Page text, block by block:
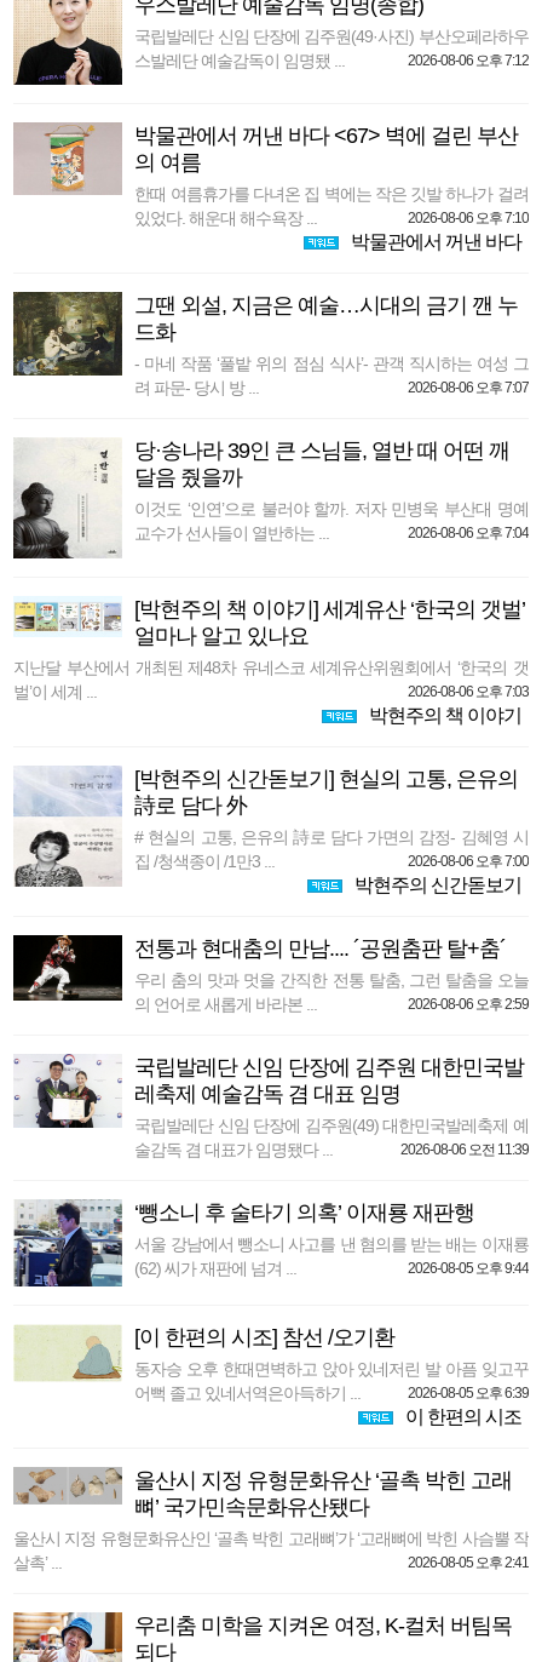
우스발레단 예술감독 임명(종합)
국립발레단 신임 단장에 김주원(49·사진) 부산오페라하우
스발레단 예술감독이 임명됐 ...
2026-08-06 오후 7:12
박물관에서 꺼낸 바다 <67> 벽에 걸린 부산
의 여름
한때 여름휴가를 다녀온 집 벽에는 작은 깃발 하나가 걸려
있었다. 해운대 해수욕장 ...
2026-08-06 오후 7:10
박물관에서 꺼낸 바다
그땐 외설, 지금은 예술…시대의 금기 깬 누
드화
- 마네 작품 ‘풀밭 위의 점심 식사’- 관객 직시하는 여성 그
려 파문- 당시 방 ...
2026-08-06 오후 7:07
당·송나라 39인 큰 스님들, 열반 때 어떤 깨
달음 줬을까
이것도 ‘인연’으로 불러야 할까. 저자 민병욱 부산대 명예
교수가 선사들이 열반하는 ...
2026-08-06 오후 7:04
[박현주의 책 이야기] 세계유산 ‘한국의 갯벌’
얼마나 알고 있나요
지난달 부산에서 개최된 제48차 유네스코 세계유산위원회에서 ‘한국의 갯
벌’이 세계 ...
2026-08-06 오후 7:03
박현주의 책 이야기
[박현주의 신간돋보기] 현실의 고통, 은유의
詩로 담다 外
# 현실의 고통, 은유의 詩로 담다 가면의 감정- 김혜영 시
집 /청색종이 /1만3 ...
2026-08-06 오후 7:00
박현주의 신간돋보기
전통과 현대춤의 만남.... ´공원춤판 탈+춤´
우리 춤의 맛과 멋을 간직한 전통 탈춤, 그런 탈춤을 오늘
의 언어로 새롭게 바라본 ...
2026-08-06 오후 2:59
국립발레단 신임 단장에 김주원 대한민국발
레축제 예술감독 겸 대표 임명
국립발레단 신임 단장에 김주원(49) 대한민국발레축제 예
술감독 겸 대표가 임명됐다 ...
2026-08-06 오전 11:39
‘뺑소니 후 술타기 의혹’ 이재룡 재판행
서울 강남에서 뺑소니 사고를 낸 혐의를 받는 배는 이재룡
(62) 씨가 재판에 넘겨 ...
2026-08-05 오후 9:44
[이 한편의 시조] 참선 /오기환
동자승 오후 한때면벽하고 앉아 있네저린 발 아픔 잊고꾸
어뻑 졸고 있네서역은아득하기 ...
2026-08-05 오후 6:39
이 한편의 시조
울산시 지정 유형문화유산 ‘골촉 박힌 고래
뼈’ 국가민속문화유산됐다
울산시 지정 유형문화유산인 ‘골촉 박힌 고래뼈’가 ‘고래뼈에 박힌 사슴뿔 작
살촉’ ...
2026-08-05 오후 2:41
우리춤 미학을 지켜온 여정, K-컬처 버팀목
되다